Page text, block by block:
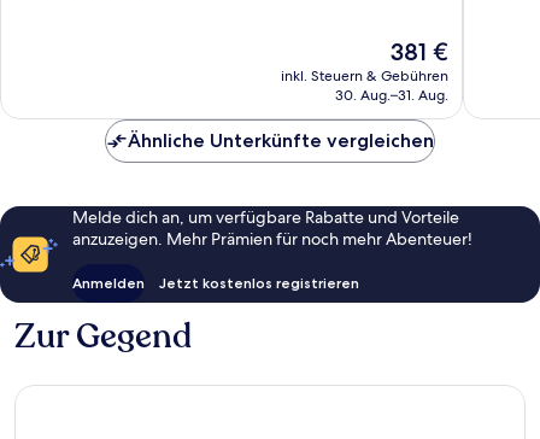
Der
Preis
beträgt
381 €
inkl. Steuern & Gebühren
30. Aug.–31. Aug.
Ähnliche Unterkünfte vergleichen
Melde dich an, um verfügbare Rabatte und Vorteile
anzuzeigen. Mehr Prämien für noch mehr Abenteuer!
Anmelden Jetzt kostenlos registrieren
Zur Gegend